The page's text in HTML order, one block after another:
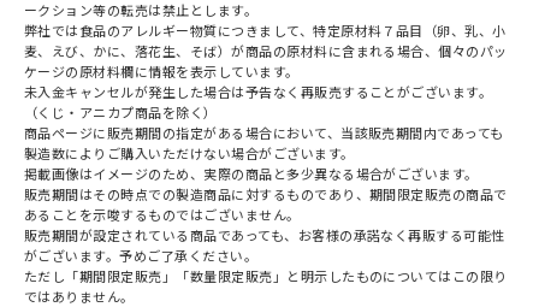
ークション等の転売は禁止とします。
弊社では食品のアレルギー物質につきまして、特定原材料７品目（卵、乳、小
麦、えび、かに、落花生、そば）が商品の原材料に含まれる場合、個々のパッ
ケージの原材料欄に情報を表示しています。
未入金キャンセルが発生した場合は予告なく再販売することがございます。
（くじ・アニカプ商品を除く）
商品ページに販売期間の指定がある場合において、当該販売期間内であっても
製造数によりご購入いただけない場合がございます。
掲載画像はイメージのため、実際の商品と多少異なる場合がございます。
販売期間はその時点での製造商品に対するものであり、期間限定販売の商品で
あることを示唆するものではございません。
販売期間が設定されている商品であっても、お客様の承諾なく再販する可能性
がございます。予めご了承ください。
ただし「期間限定販売」「数量限定販売」と明示したものについてはこの限り
ではありません。